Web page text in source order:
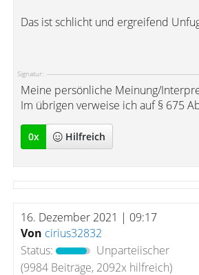
Das ist schlicht und ergreifend
Signatur:
Meine persönliche Meinung/
Im übrigen verweise ich auf § 675
0x Hilfreich
16. Dezember 2021 | 09:17
Von cirius32832
Status:
Unparteiischer
(9984 Beiträge, 2092x hilfreich)